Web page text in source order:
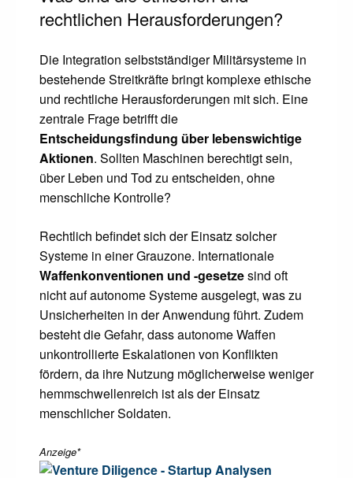
rechtlichen Herausforderungen?
Die Integration selbstständiger Militärsysteme in
bestehende Streitkräfte bringt komplexe ethische
und rechtliche Herausforderungen mit sich. Eine
zentrale Frage betrifft die
Entscheidungsfindung über lebenswichtige
Aktionen. Sollten Maschinen berechtigt sein,
über Leben und Tod zu entscheiden, ohne
menschliche Kontrolle?
Rechtlich befindet sich der Einsatz solcher
Systeme in einer Grauzone. Internationale
Waffenkonventionen und -gesetzesind oft
nicht auf autonome Systeme ausgelegt, was zu
Unsicherheiten in der Anwendung führt. Zudem
besteht die Gefahr, dass autonome Waffen
unkontrollierte Eskalationen von Konflikten
fördern, da ihre Nutzung möglicherweise weniger
hemmschwellenreich ist als der Einsatz
menschlicher Soldaten.
Anzeige*